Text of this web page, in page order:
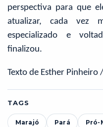
perspectiva para que
atualizar, cada vez
especializado e
finalizou.
Texto de Esther Pinheiro
TAGS
Marajó Pará Pró-